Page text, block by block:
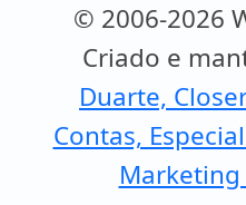
© 2006-2026
Criado e
Duarte,
Contas,
Marketing